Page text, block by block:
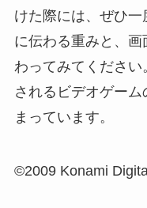
けた際には、ぜひ
に伝わる重みと、
わってみてくださ
されるビデオゲー
まっています。
©2009 Konami